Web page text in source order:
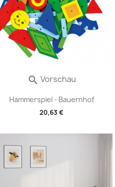
Hammerspiel - Bauernhof
20,63 €
 Vorschau